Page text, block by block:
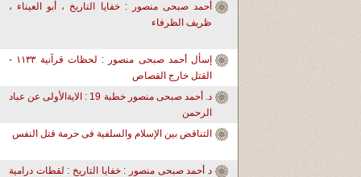
أحمد صبحى منصور : خفايا التاريخ ، أبو العيناء ،
ظريف الظرفاء
إسأل أحمد صبحى منصور : لحظات قرآنية ١١٣٣ -
القتل خارج القصاص
د. أحمد صبحى منصور خطبة 19 : الايةالأولى عن عباد
الرحمن
التناقض بين الإسلام والسلفية فى حرمة قتل النفس
د أحمد صبحى منصور : خفايا التاريخ : لقطات درامية